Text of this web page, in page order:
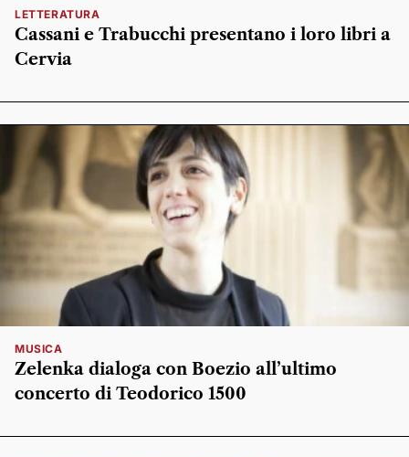
LETTERATURA
Cassani e Trabucchi presentano i loro libri a
Cervia
MUSICA
Zelenka dialoga con Boezio all’ultimo
concerto di Teodorico 1500